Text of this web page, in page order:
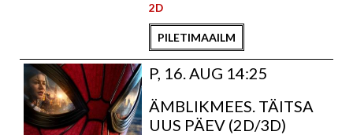
2D
PILETIMAAILM
P, 16. AUG 14:25
ÄMBLIKMEES. TÄITSA
UUS PÄEV (2D/3D)